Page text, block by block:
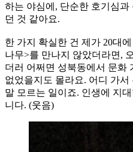
하는 야심에, 단순한 호기심
던 것 같아요.
한 가지 확실한 건 제가 20대
나무>를 만나지 않았더라면,
더러 어쩌면 성북동에서 문화
없었을지도 몰라요. 어디 가
말 모르는 일이죠. 인생에 지
니다. (웃음)